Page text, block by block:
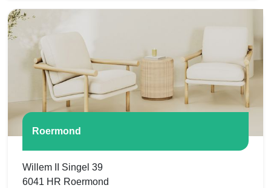
Roermond
Willem II Singel 39
6041 HR Roermond